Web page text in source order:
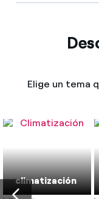
Elige un tema
climatización